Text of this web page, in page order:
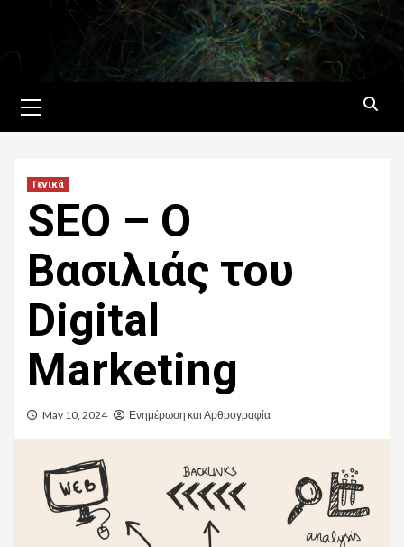
content
Menu
Γενικά
SEO – Ο
Βασιλιάς του
Digital
Marketing
May 10, 2024 Ενημέρωση και Αρθρογραφία